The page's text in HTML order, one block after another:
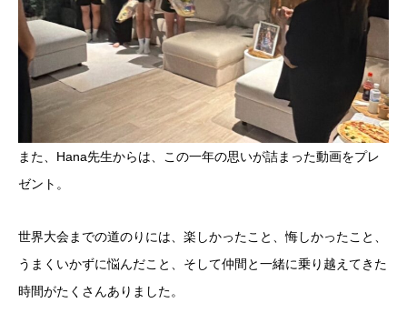
また、Hana先生からは、この一年の思いが詰まった動画をプレ
ゼント。
世界大会までの道のりには、楽しかったこと、悔しかったこと、
うまくいかずに悩んだこと、そして仲間と一緒に乗り越えてきた
時間がたくさんありました。